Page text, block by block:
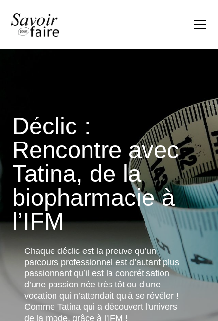
Déclic :
Rencontre avec
Tatina, de la
biopharmacie à
l’IFM
Chaque déclic est la preuve qu’un
parcours professionnel est d’autant plus
passionnant qu’il est la concrétisation
d’une passion née très tôt ou d’une
vocation qui n’attendait qu’à se révéler !
Comme Tatina qui a découvert l'univers
de la mode, grâce à l'IFM !